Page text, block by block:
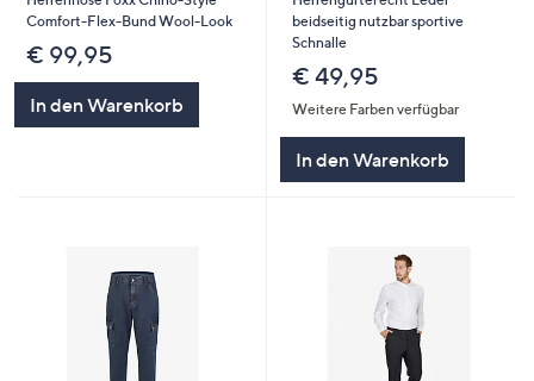
Comfort-Flex-Bund Wool-Look
€ 99,95
In den Warenkorb
beidseitig nutzbar sportive
Schnalle
€ 49,95
Weitere Farben verfügbar
In den Warenkorb